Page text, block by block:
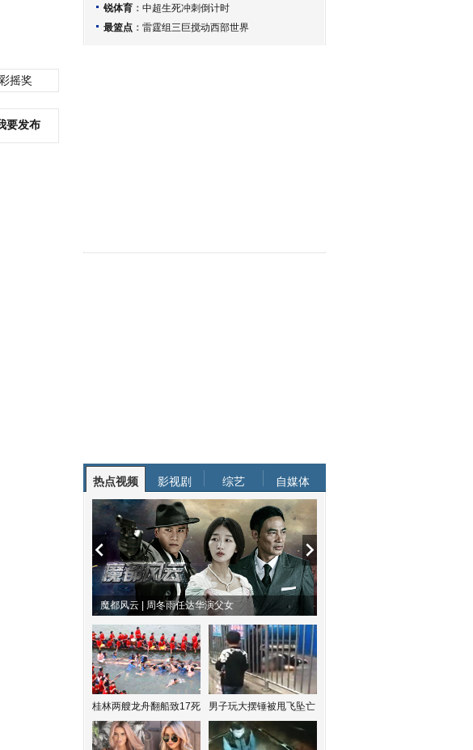
摇奖
要发布
锐体育 ： 中超生死冲刺倒计时
最篮点 ： 雷霆组三巨搅动西部世界
热点视频 影视剧 综艺 自媒体
魔都风云 | 周冬雨任达华演父女
桂林两艘龙舟翻船致17死 男子玩大摆锤被甩飞坠亡